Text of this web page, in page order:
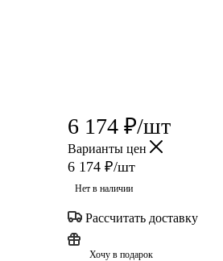
6 174 ₽/шт
Варианты цен
6 174 ₽/шт
Нет в наличии
Рассчитать доставку
Хочу в подарок